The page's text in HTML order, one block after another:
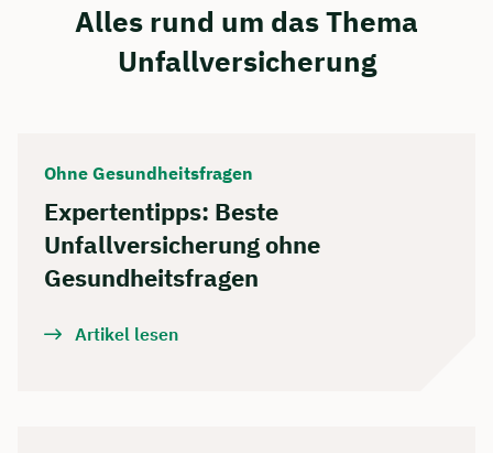
Alles rund um das Thema
Unfallversicherung
Ohne Gesundheitsfragen
Expertentipps: Beste
Unfallversicherung ohne
Gesundheitsfragen
Artikel lesen